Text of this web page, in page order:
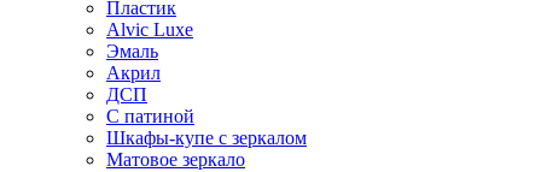
Пластик
Alvic Luxe
Эмаль
Акрил
ДСП
С патиной
Шкафы-купе с зеркалом
Матовое зеркало